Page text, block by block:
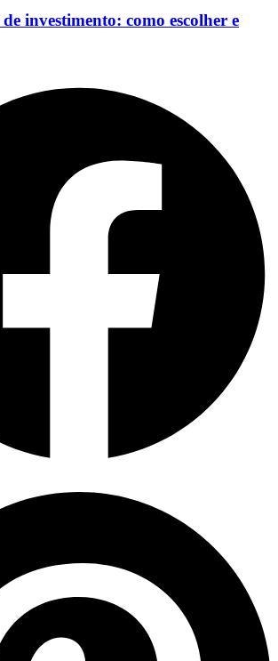
investimento: como escolher e